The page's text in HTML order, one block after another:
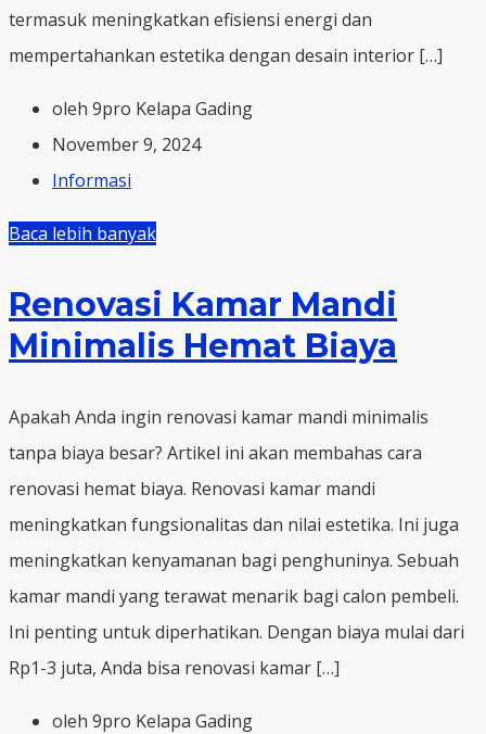
termasuk meningkatkan efisiensi energi dan
mempertahankan estetika dengan desain interior […]
oleh 9pro Kelapa Gading
November 9, 2024
Informasi
Baca lebih banyak
Renovasi Kamar Mandi
Minimalis Hemat Biaya
Apakah Anda ingin renovasi kamar mandi minimalis
tanpa biaya besar? Artikel ini akan membahas cara
renovasi hemat biaya. Renovasi kamar mandi
meningkatkan fungsionalitas dan nilai estetika. Ini juga
meningkatkan kenyamanan bagi penghuninya. Sebuah
kamar mandi yang terawat menarik bagi calon pembeli.
Ini penting untuk diperhatikan. Dengan biaya mulai dari
Rp1-3 juta, Anda bisa renovasi kamar […]
oleh 9pro Kelapa Gading